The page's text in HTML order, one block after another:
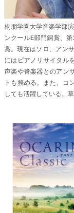
桐朋学園大学音楽学部
ンクールE部門銅賞、
賞。現在はソロ、アン
にはピアノリサイタル
声楽や管楽器とのアン
トも務める。また、コ
しても活躍している。